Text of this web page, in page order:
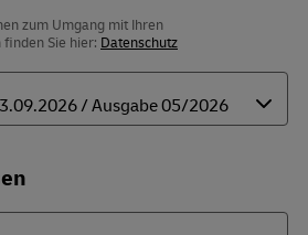
zum Umgang mit Ihren
Sie hier: Datenschutz